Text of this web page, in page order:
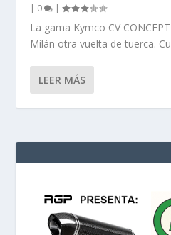
| 0 |
La gama Kymco CV
Milán otra vuelta de tuerca.
LEER MÁS